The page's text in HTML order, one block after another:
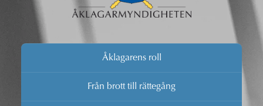
Åklagarens roll
Från brott till rättegång